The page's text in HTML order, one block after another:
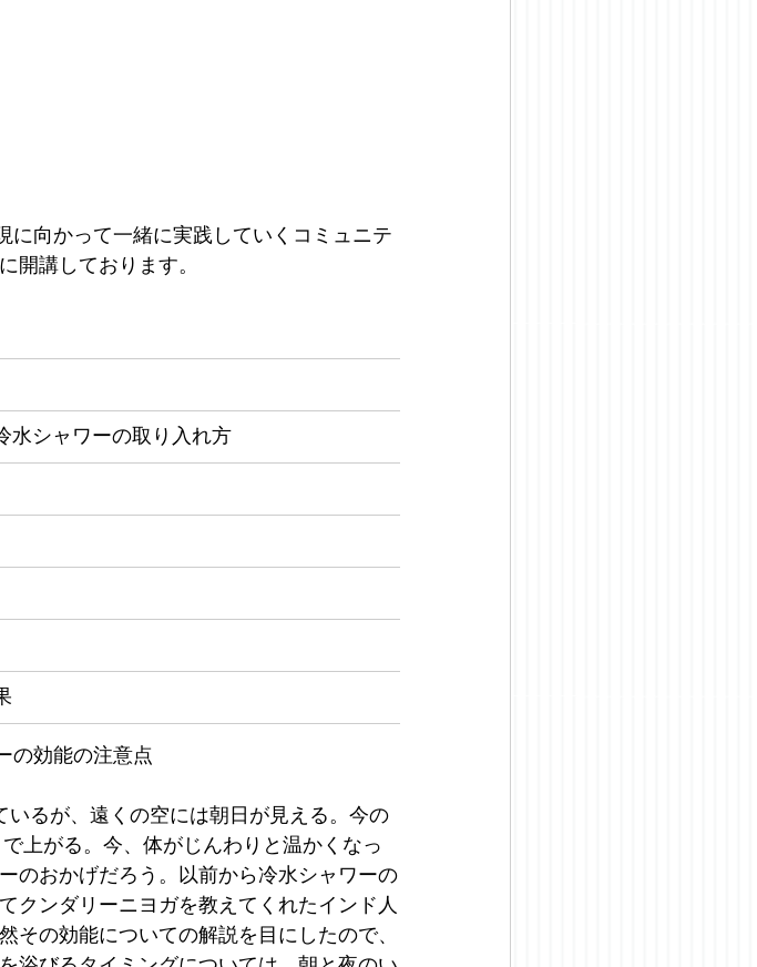
向かって一緒に実践していくコミュニテ
開講しております。
水シャワーの取り入れ方
の効能の注意点
るが、遠くの空には朝日が見える。今の
上がる。今、体がじんわりと温かくなっ
のおかげだろう。以前から冷水シャワーの
クンダリーニヨガを教えてくれたインド人
その効能についての解説を目にしたので、